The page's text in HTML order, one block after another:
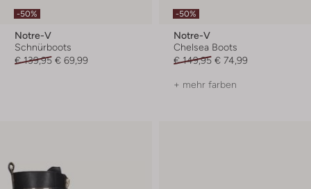
-50%
Notre-V
Schnürboots
€ 139,95 € 69,99
-50%
Notre-V
Chelsea Boots
€ 149,95 € 74,99
+ mehr farben